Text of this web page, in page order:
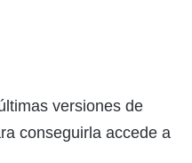
versiones de
conseguirla accede a